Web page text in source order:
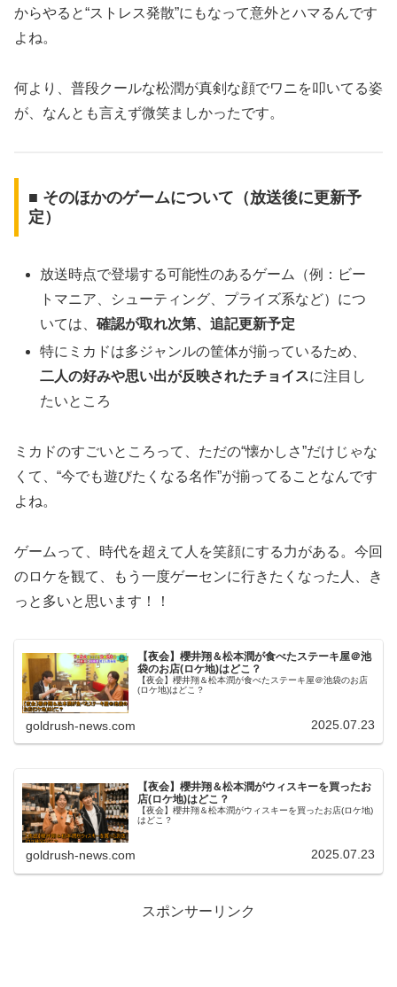
からやると“ストレス発散”にもなって意外とハマるんです
よね。
何より、普段クールな松潤が真剣な顔でワニを叩いてる姿
が、なんとも言えず微笑ましかったです。
■ そのほかのゲームについて（放送後に更新予
定）
放送時点で登場する可能性のあるゲーム（例：ビー
トマニア、シューティング、プライズ系など）につ
いては、確認が取れ次第、追記更新予定
特にミカドは多ジャンルの筐体が揃っているため、
二人の好みや思い出が反映されたチョイスに注目し
たいところ
ミカドのすごいところって、ただの“懐かしさ”だけじゃな
くて、“今でも遊びたくなる名作”が揃ってることなんです
よね。
ゲームって、時代を超えて人を笑顔にする力がある。今回
のロケを観て、もう一度ゲーセンに行きたくなった人、き
っと多いと思います！！
【夜会】櫻井翔＆松本潤が食べたステーキ屋＠池
袋のお店(ロケ地)はどこ？
【夜会】櫻井翔＆松本潤が食べたステーキ屋＠池袋のお店
(ロケ地)はどこ？
goldrush-news.com 2025.07.23
【夜会】櫻井翔＆松本潤がウィスキーを買ったお
店(ロケ地)はどこ？
【夜会】櫻井翔＆松本潤がウィスキーを買ったお店(ロケ地)
はどこ？
goldrush-news.com 2025.07.23
スポンサーリンク